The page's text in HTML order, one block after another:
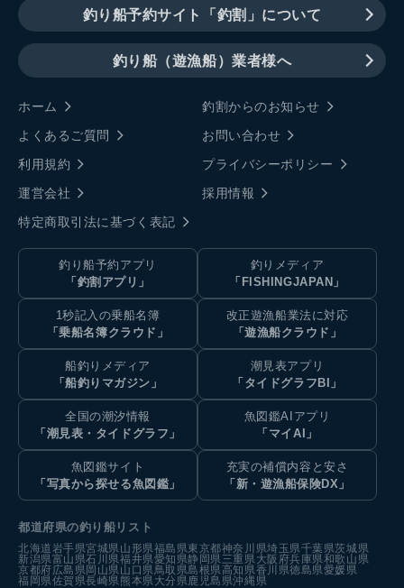
釣り船予約サイト「釣割」について
釣り船（遊漁船）業者様へ
ホーム
釣割からのお知らせ
よくあるご質問
お問い合わせ
利用規約
プライバシーポリシー
運営会社
採用情報
特定商取引法に基づく表記
釣り船予約アプリ
「釣割アプリ」
釣りメディア
「FISHINGJAPAN」
1秒記入の乗船名簿
「乗船名簿クラウド」
改正遊漁船業法に対応
「遊漁船クラウド」
船釣りメディア
「船釣りマガジン」
潮見表アプリ
「タイドグラフBI」
全国の潮汐情報
「潮見表・タイドグラフ」
魚図鑑AIアプリ
「マイAI」
魚図鑑サイト
「写真から探せる魚図鑑」
充実の補償内容と安さ
「新・遊漁船保険DX」
都道府県の釣り船リスト
北海道 岩手県宮城県 山形県福島県東京都神奈川県埼玉県千葉県茨城県
新潟県富山県石川県福井県愛知県静岡県 三重県 大阪府兵庫県和歌山県
京都府広島県岡山県 山口県 鳥取県島根県高知県香川県徳島県愛媛県
福岡県佐賀県長崎県 熊本県 大分県 鹿児島県沖縄県